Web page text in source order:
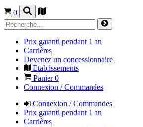
0
Prix garanti pendant 1 an
Carrières
Devenez un concessionnaire
Établissements
Panier0
Connexion / Commandes
Connexion / Commandes
Prix garanti pendant 1 an
Carrières